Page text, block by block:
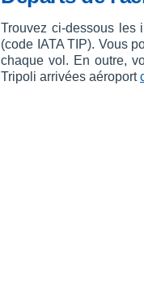
Trouvez ci-dessous les
(code IATA TIP). Vous
chaque vol. En outre,
Tripoli arrivées aéroport